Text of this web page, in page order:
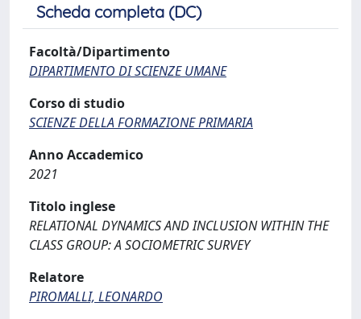
Scheda completa (DC)
Facoltà/Dipartimento
DIPARTIMENTO DI SCIENZE UMANE
Corso di studio
SCIENZE DELLA FORMAZIONE PRIMARIA
Anno Accademico
2021
Titolo inglese
RELATIONAL DYNAMICS AND INCLUSION WITHIN THE
CLASS GROUP: A SOCIOMETRIC SURVEY
Relatore
PIROMALLI, LEONARDO